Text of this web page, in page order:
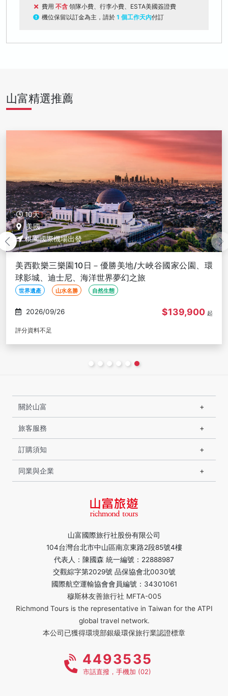
費用 不含 領隊小費、行李小費、ESTA美國簽證費
機位保留以訂金為主，請於 1 個工作天內付訂
山富精選推薦
10天
美國
桃園國際機場出發
美西歡樂三樂園10日－優勝美地/大峽谷國家公園、環
球影城、迪士尼、海洋世界夢幻之旅
世界遺產 山水名勝 自然生態
2026/09/26 $139,900 起
評分資料不足
山富國際旅行社股份有限公司
104台灣台北市中山區南京東路2段85號4樓
代表人：陳國森 統一編號：22888987
交觀綜字第2029號 品保協會北0030號
國際航空運輸協會會員編號：34301061
穆斯林友善旅行社 MFTA-005
Richmond Tours is the representative in Taiwan for the ATPI
global travel network.
本公司已獲得環境部銀級環保旅行業認證標章
關於山富
旅客服務
訂購須知
同業與企業
4493535
市話直撥，手機加 (02)